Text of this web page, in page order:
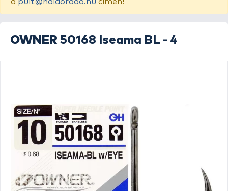
OWNER 50168 Iseama BL - 4